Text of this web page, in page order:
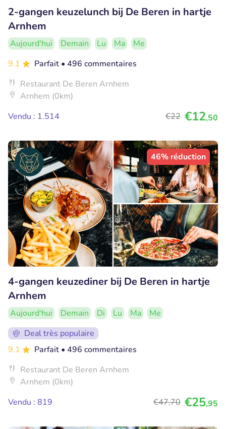
2-gangen keuzelunch bij De Beren in hartje
Arnhem
Aujourd'hui Demain Lu Ma
Me
9.1
Parfait • 496 commentaires
Restaurant De Beren Arnhem
Arnhem (0km)
Vendu : 1.514
€22 €12,50
46% réduction
4-gangen keuzediner bij De Beren in hartje
Arnhem
Aujourd'hui Demain Di Lu Ma
Me
Deal très populaire
9.1
Parfait • 496 commentaires
Restaurant De Beren Arnhem
Arnhem (0km)
Vendu : 819
€47,70 €25,95